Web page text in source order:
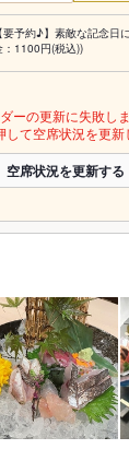
【要予約♪】素敵な記念日
：1100円(税込))
ーの更新に失敗しま
て空席状況を更新
空席状況を更新する